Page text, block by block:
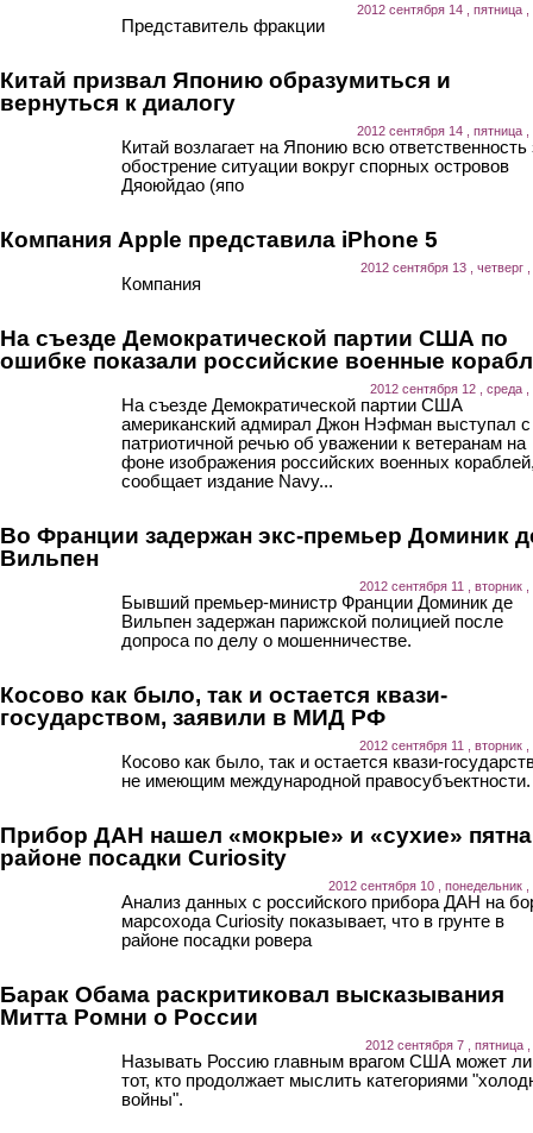
2012 сентября 14 , пятница ,
Представитель фракции
Китай призвал Японию образумиться и
вернуться к диалогу
2012 сентября 14 , пятница ,
Китай возлагает на Японию всю ответственность
обострение ситуации вокруг спорных островов
Дяоюйдао (япо
Компания Apple представила iPhone 5
2012 сентября 13 , четверг ,
Компания
На съезде Демократической партии США по
ошибке показали российские военные
2012 сентября 12 , среда ,
На съезде Демократической партии США
американский адмирал Джон Нэфман выступал с
патриотичной речью об уважении к ветеранам на
фоне изображения российских военных
сообщает издание Navy...
Во Франции задержан экс-премьер Доминик
Вильпен
2012 сентября 11 , вторник ,
Бывший премьер-министр Франции Доминик де
Вильпен задержан парижской полицией после
допроса по делу о мошенничестве.
Косово как было, так и остается квази-
государством, заявили в МИД РФ
2012 сентября 11 , вторник ,
Косово как было, так и остается квази-
не имеющим международной правосубъектности.
Прибор ДАН нашел «мокрые» и «сухие»
районе посадки Curiosity
2012 сентября 10 , понедельник ,
Анализ данных с российского прибора ДАН на
марсохода Curiosity показывает, что в грунте в
районе посадки ровера
Барак Обама раскритиковал высказывания
Митта Ромни о России
2012 сентября 7 , пятница ,
Называть Россию главным врагом США может
тот, кто продолжает мыслить категориями
войны".